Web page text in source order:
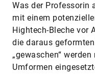
Was der Professorin
mit einem
Hightech-Bleche vor
die daraus
„gewaschen“
Umformen